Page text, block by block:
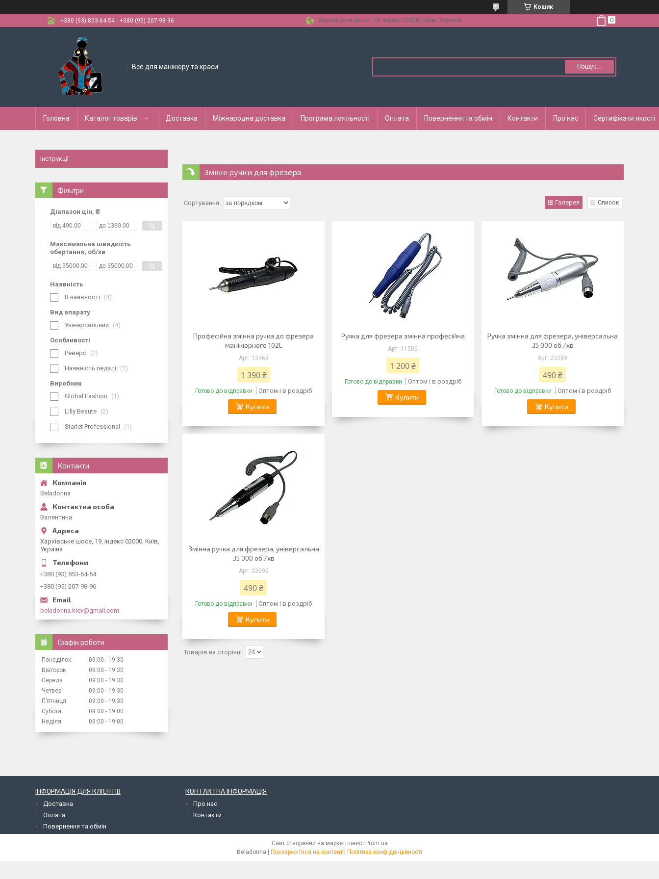
Кошик
+380 (93) 853-64-54
+380 (95) 207-98-96 Харківське шосе, 19, індекс 02000, Київ, Україна
Все для манікюру та краси Пошук...
Головна Каталог товарів Доставка Міжнародна доставка Програма лояльності Оплата Повернення та обмін Контакти Про нас Сертифікати якості
Змінні ручки для фрезера
Галерея Список
Професійна змінна ручка до фрезера
манікюрного 102L
13468
1 390 ₴
Готово до відправки Оптом і в роздріб
Купити
Ручка для фрезера змінна професійна
11500
1 200 ₴
Готово до відправки Оптом і в роздріб
Купити
Ручка змінна для фрезера, універсальна
35 000 об./хв
23289
490 ₴
Готово до відправки Оптом і в роздріб
Купити
Змінна ручка для фрезера, універсальна
35 000 об./хв
23292
490 ₴
Готово до відправки Оптом і в роздріб
Купити
Інструкції
Фільтри
Діапазон цін, ₴
Максимальна швидкість
обертання, об/хв
Наявність
В наявності
4
Вид апарату
Універсальний
4
Особливості
Реверс
2
Наявність педалі 1
Виробник
Global Fashion
1
Lilly Beaute 2
Starlet Professional 1
Контакти
Beladonna
Валентина
Харківське шосе, 19, індекс 02000, Київ,
Україна
+380 (93) 853-64-54
+380 (95) 207-98-96
beladonna.kiev@gmail.com
Графік роботи
Понеділок 09:00
19:30
Вівторок
09:00
19:30
Середа
09:00
19:30
Четвер
09:00
19:30
Пʼятниця
09:00
19:30
Субота
09:00
19:00
Неділя
09:00 19:00
ІНФОРМАЦІЯ ДЛЯ КЛІЄНТІВ
Доставка
Оплата
Повернення та обмін
КОНТАКТНА ІНФОРМАЦІЯ
Про нас
Контакти
Сайт створений на маркетплейсі Prom.ua
Поскаржитися на контент Політика конфіденційності